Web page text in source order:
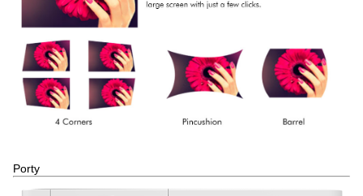
Porty